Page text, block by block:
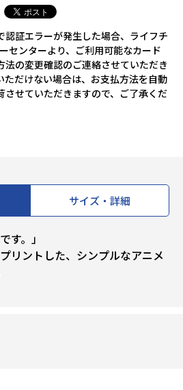
証エラーが発生した場合、ライフチ
センターより、ご利用可能なカード
法の変更確認のご連絡させていただき
ただけない場合は、お支払方法を自動
させていただきますので、ご了承くだ
サイズ・詳細
す。」
リントした、シンプルなアニメ